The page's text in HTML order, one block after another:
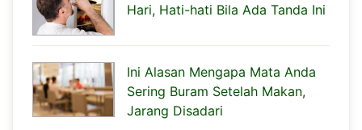
Hari, Hati-hati Bila Ada Tanda Ini
Ini Alasan Mengapa Mata Anda
Sering Buram Setelah Makan,
Jarang Disadari